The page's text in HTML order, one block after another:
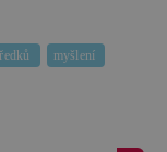
myšlení